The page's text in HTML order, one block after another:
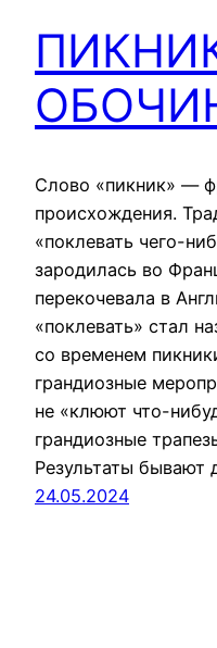
Слово «пикник» —
происхождения.
«поклевать чего-
зародилась во
перекочевала в
«поклевать» стал
со временем
грандиозные
не «клюют что-
грандиозные
Результаты бывают
24.05.2024